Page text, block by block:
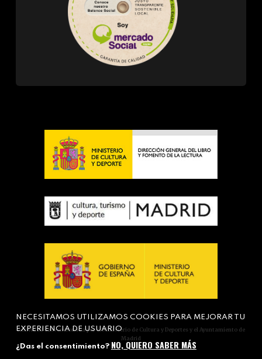
Actividad subvencionada por el Ministerio de Cultura y Deportes y el Ayuntamiento de
Madrid
NECESITAMOS UTILIZAMOS COOKIES PARA MEJORAR TU
EXPERIENCIA DE USUARIO
¿Das el consentimiento? NO, QUIERO SABER MÁS